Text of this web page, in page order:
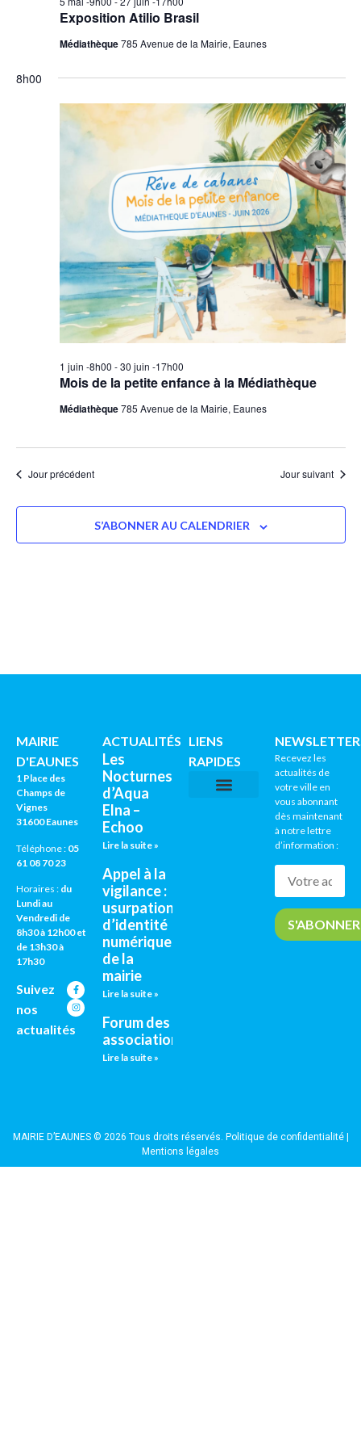
Exposition Atilio Brasil
Médiathèque785 Avenue de la Mairie, Eaunes
8h00
Mois de la petite enfance à la Médiathèque
1 juin -8h00 -30 juin -17h00
Médiathèque785 Avenue de la Mairie, Eaunes
Jour précédent Jour suivant
S’ABONNER AU CALENDRIER
MAIRIE
D'EAUNES
1 Place des
Champs de
Vignes
31600 Eaunes
Téléphone : 05
61 08 70 23
Horaires : du
Lundi au
Vendredi de
8h30 à 12h00 et
de 13h30 à
17h30
Suivez
nos
actualités
ACTUALITÉS
Les
Nocturnes
d’Aqua
Elna –
Echoo
Lire la suite »
Appel à la
vigilance :
usurpation
d’identité
numérique
de la
mairie
Lire la suite »
Forum des
associations
Lire la suite »
LIENS
RAPIDES
Recevez les
actualités de
votre ville en
vous abonnant
dès maintenant
à notre lettre
d’information :
MAIRIE D’EAUNES © 2026 Tous droits réservés. Politique de confidentialité|
Mentions légales